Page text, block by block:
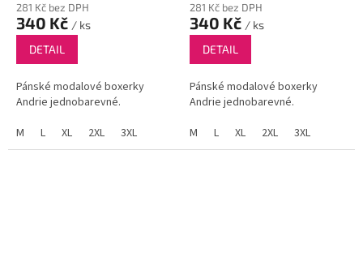
281 Kč bez DPH
340 Kč / ks
DETAIL
Pánské modalové boxerky
Andrie jednobarevné.
M
L XL 2XL 3XL
281 Kč bez DPH
340 Kč / ks
DETAIL
Pánské modalové boxerky
Andrie jednobarevné.
M
L XL 2XL 3XL